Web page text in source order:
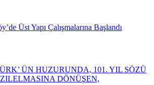
Üst Yapı Çalışmalarına Başlandı
ÜN HUZURUNDA, 101. YIL SÖZÜ
DÖNÜŞEN,